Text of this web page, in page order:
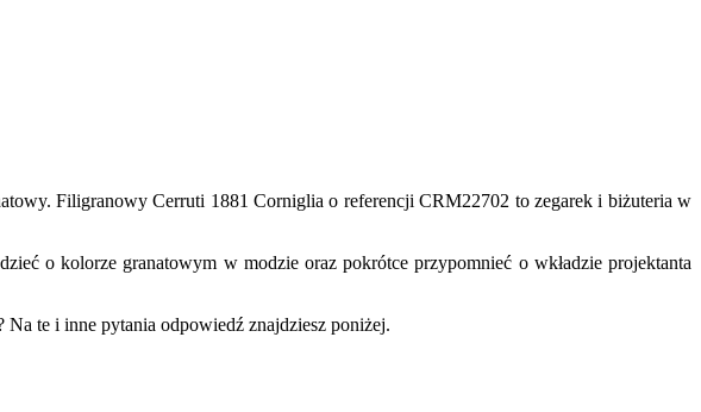
Filigranowy Cerruti 1881 Corniglia o referencji CRM22702 to zegarek i biżuteria w
o kolorze granatowym w modzie oraz pokrótce przypomnieć o wkładzie projektanta
te i inne pytania odpowiedź znajdziesz poniżej.